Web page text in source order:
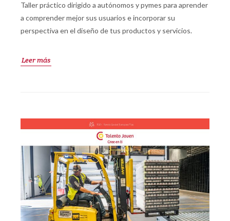
Taller práctico dirigido a autónomos y pymes para aprender
a comprender mejor sus usuarios e incorporar su
perspectiva en el diseño de tus productos y servicios.
Leer más